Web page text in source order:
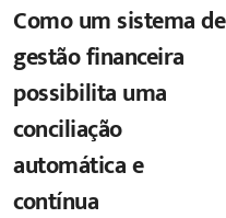
Como um sistema de
gestão financeira
possibilita uma
conciliação
automática e
contínua